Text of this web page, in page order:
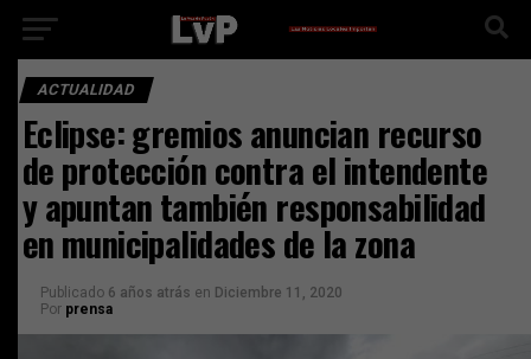
ACTUALIDAD
Eclipse: gremios anuncian recurso
de protección contra el intendente
y apuntan también responsabilidad
en municipalidades de la zona
Publicado 6 años atrás en Diciembre 11, 2020
Por prensa